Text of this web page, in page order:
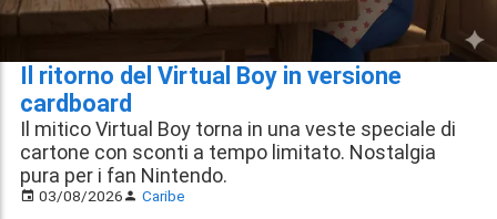
Il ritorno del Virtual Boy in versione
cardboard
Il mitico Virtual Boy torna in una veste speciale di
cartone con sconti a tempo limitato. Nostalgia
pura per i fan Nintendo.
03/08/2026 Caribe